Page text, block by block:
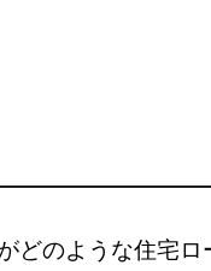
どのような住宅